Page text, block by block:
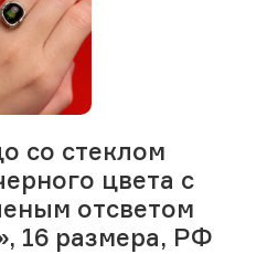
со стеклом
цвета с
отсветом
16 размера, РФ